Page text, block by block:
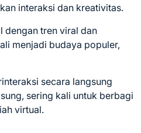
interaksi dan kreativitas.
dengan tren viral dan
menjadi budaya populer,
secara langsung
sering kali untuk berbagi
virtual.